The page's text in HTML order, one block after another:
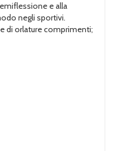
e alla
negli sportivi.
di orlature comprimenti;